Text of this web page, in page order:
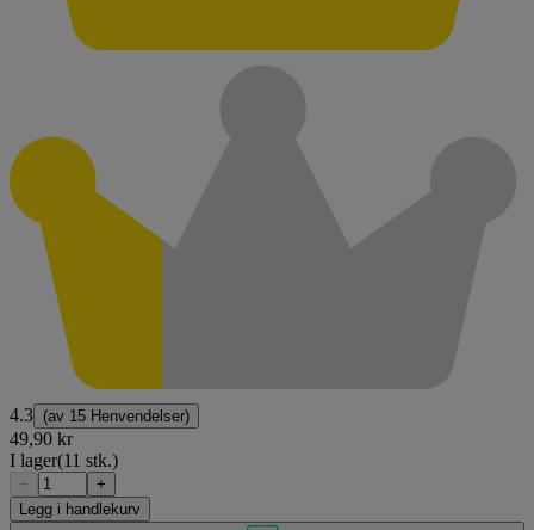
4.3 (av 15 Henvendelser)
49,90 kr
I lager(11 stk.)
−
+
Legg i handlekurv